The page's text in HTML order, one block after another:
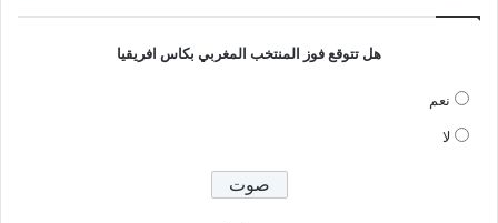
هل تتوقع فوز المنتخب المغربي بكاس افريقيا
نعم
لا